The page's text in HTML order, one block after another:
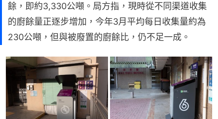
餘，即約3,330公噸。局方指，現時從不同渠道收集
的廚餘量正逐步增加，今年3月平均每日收集量約為
230公噸，但與被廢置的廚餘比，仍不足一成。